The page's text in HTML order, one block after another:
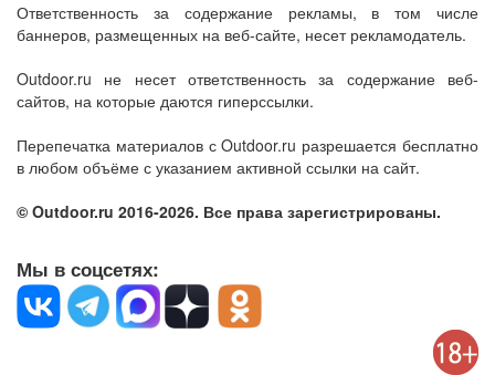
Ответственность за содержание рекламы, в том числе
баннеров, размещенных на веб-сайте, несет рекламодатель.
Outdoor.ru не несет ответственность за содержание веб-
сайтов, на которые даются гиперссылки.
Перепечатка материалов с Outdoor.ru разрешается бесплатно
в любом объёме с указанием активной ссылки на сайт.
© Outdoor.ru 2016-2026. Все права зарегистрированы.
Мы в соцсетях: